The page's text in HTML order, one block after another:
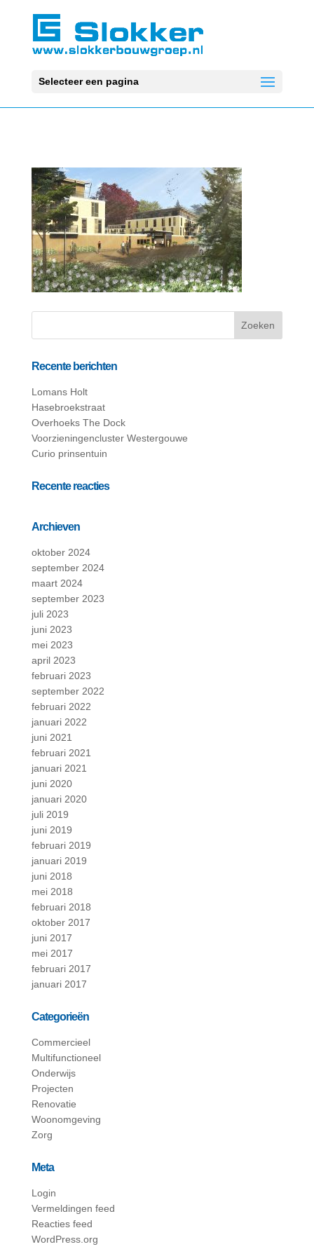
Selecteer een pagina
Recente berichten
Lomans Holt
Hasebroekstraat
Overhoeks The Dock
Voorzieningencluster Westergouwe
Curio prinsentuin
Recente reacties
Archieven
oktober 2024
september 2024
maart 2024
september 2023
juli 2023
juni 2023
mei 2023
april 2023
februari 2023
september 2022
februari 2022
januari 2022
juni 2021
februari 2021
januari 2021
juni 2020
januari 2020
juli 2019
juni 2019
februari 2019
januari 2019
juni 2018
mei 2018
februari 2018
oktober 2017
juni 2017
mei 2017
februari 2017
januari 2017
Categorieën
Commercieel
Multifunctioneel
Onderwijs
Projecten
Renovatie
Woonomgeving
Zorg
Meta
Login
Vermeldingen feed
Reacties feed
WordPress.org